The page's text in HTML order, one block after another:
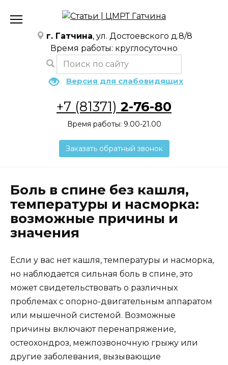
содержанию
г. Гатчина, ул. Достоевского д.8/8
Время работы: круглосуточно
Версия для слабовидящих
+7 (81371) 2-76-80
Время работы: 9.00-21.00
Заказать обратный звонок
Боль в спине без кашля,
температуры и насморка:
возможные причины и
значения
Если у вас нет кашля, температуры и насморка,
но наблюдается сильная боль в спине, это
может свидетельствовать о различных
проблемах с опорно-двигательным аппаратом
или мышечной системой. Возможные
причины включают перенапряжение,
остеохондроз, межпозвоночную грыжу или
другие заболевания, вызывающие